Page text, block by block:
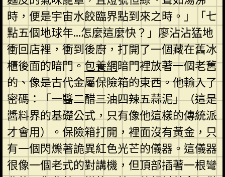
時，便是宇宙水餃臨界點到來之時。」「七
點五個地球年…怎麼這麼快？」廖沾沾猛地
衝回店裡，衝到後廚，打開了一個藏在舊冰
櫃後面的暗門。包養網暗門裡放著一個老舊
的、像是古代金屬保險箱的東西。他輸入了
密碼：「一醬二醋三油四辣五蒜泥」（這是
醬料界的基礎公式，只有像他這樣的傳統派
才會用）。保險箱打開，裡面沒有黃金，只
有一個閃爍著詭異紅色光芒的儀器。這儀器
很像一個老式的對講機，但頂部插著一根彎